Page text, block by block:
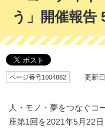
う」開催報告
ページ番号1004882 更新日
人・モノ・夢をつなぐコ
座第1回を2021年5月22